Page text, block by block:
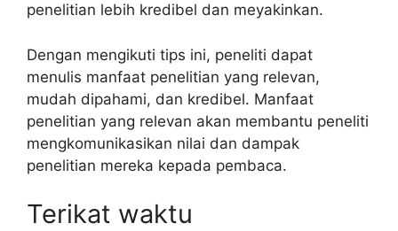
penelitian lebih kredibel dan meyakinkan.
Dengan mengikuti tips ini, peneliti dapat
menulis manfaat penelitian yang relevan,
mudah dipahami, dan kredibel. Manfaat
penelitian yang relevan akan membantu peneliti
mengkomunikasikan nilai dan dampak
penelitian mereka kepada pembaca.
Terikat waktu